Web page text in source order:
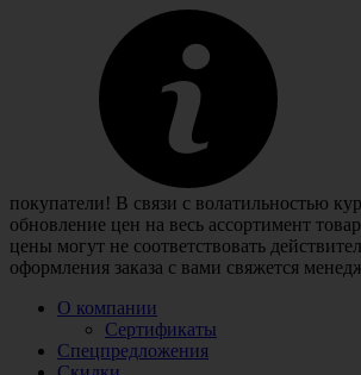
покупатели! В связи с волатильностью
обновление цен на весь ассортимент
цены могут не соответствовать
оформления заказа с вами свяжется
О компании
Сертификаты
Спецпредложения